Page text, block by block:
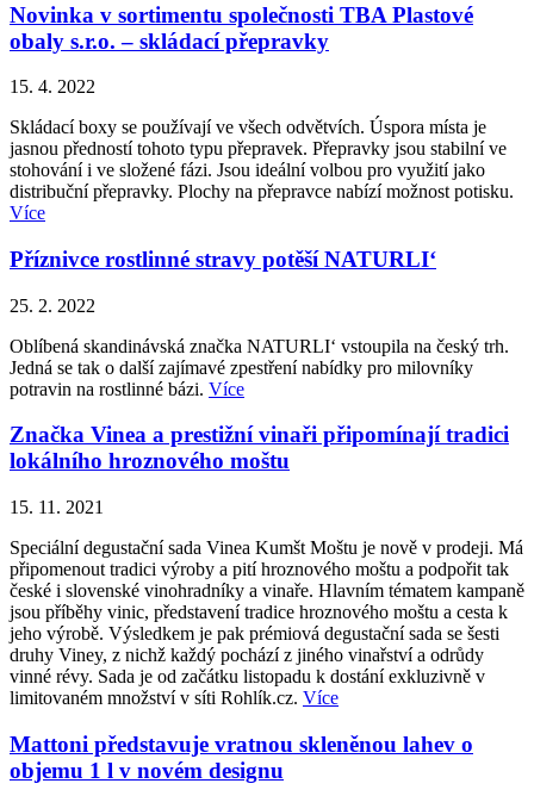
Novinka v sortimentu společnosti TBA Plastové
obaly s.r.o. – skládací přepravky
15. 4. 2022
Skládací boxy se používají ve všech odvětvích. Úspora místa je
jasnou předností tohoto typu přepravek. Přepravky jsou stabilní ve
stohování i ve složené fázi. Jsou ideální volbou pro využití jako
distribuční přepravky. Plochy na přepravce nabízí možnost potisku.
Více
Příznivce rostlinné stravy potěší NATURLI‘
25. 2. 2022
Oblíbená skandinávská značka NATURLI‘ vstoupila na český trh.
Jedná se tak o další zajímavé zpestření nabídky pro milovníky
potravin na rostlinné bázi. Více
Značka Vinea a prestižní vinaři připomínají tradici
lokálního hroznového moštu
15. 11. 2021
Speciální degustační sada Vinea Kumšt Moštu je nově v prodeji. Má
připomenout tradici výroby a pití hroznového moštu a podpořit tak
české i slovenské vinohradníky a vinaře. Hlavním tématem kampaně
jsou příběhy vinic, představení tradice hroznového moštu a cesta k
jeho výrobě. Výsledkem je pak prémiová degustační sada se šesti
druhy Viney, z nichž každý pochází z jiného vinařství a odrůdy
vinné révy. Sada je od začátku listopadu k dostání exkluzivně v
limitovaném množství v síti Rohlík.cz. Více
Mattoni představuje vratnou skleněnou lahev o
objemu 1 l v novém designu